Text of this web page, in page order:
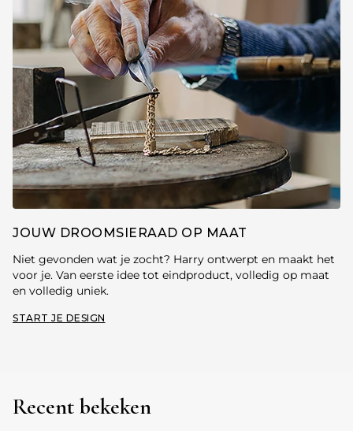
JOUW DROOMSIERAAD OP MAAT
Niet gevonden wat je zocht? Harry ontwerpt en maakt het
voor je. Van eerste idee tot eindproduct, volledig op maat
en volledig uniek.
START JE DESIGN
Recent bekeken